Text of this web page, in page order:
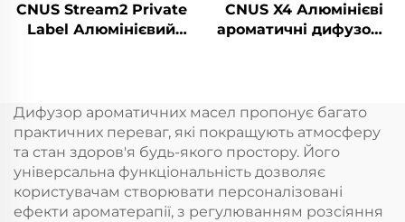
CNUS Stream2 Private
Label Алюмінієвий
Бездротовий
розумний WIFI
контроль
Ароматичний
дифузер
CNUS X4 Алюмінієві
ароматичні дифузори
олійних дифузорів
Безводні атомізатори
Дифузор ароматичних масел пропонує багато
практичних переваг, які покращують атмосферу
та стан здоров'я будь-якого простору. Його
універсальна функціональність дозволяє
користувачам створювати персоналізовані
ефекти ароматерапії, з регулюванням розсіяння